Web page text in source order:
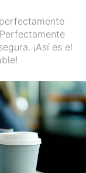
¡Así es el